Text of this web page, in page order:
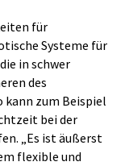
für
Systeme für
in schwer
des
kann zum Beispiel
bei der
„Es ist äußerst
flexible und